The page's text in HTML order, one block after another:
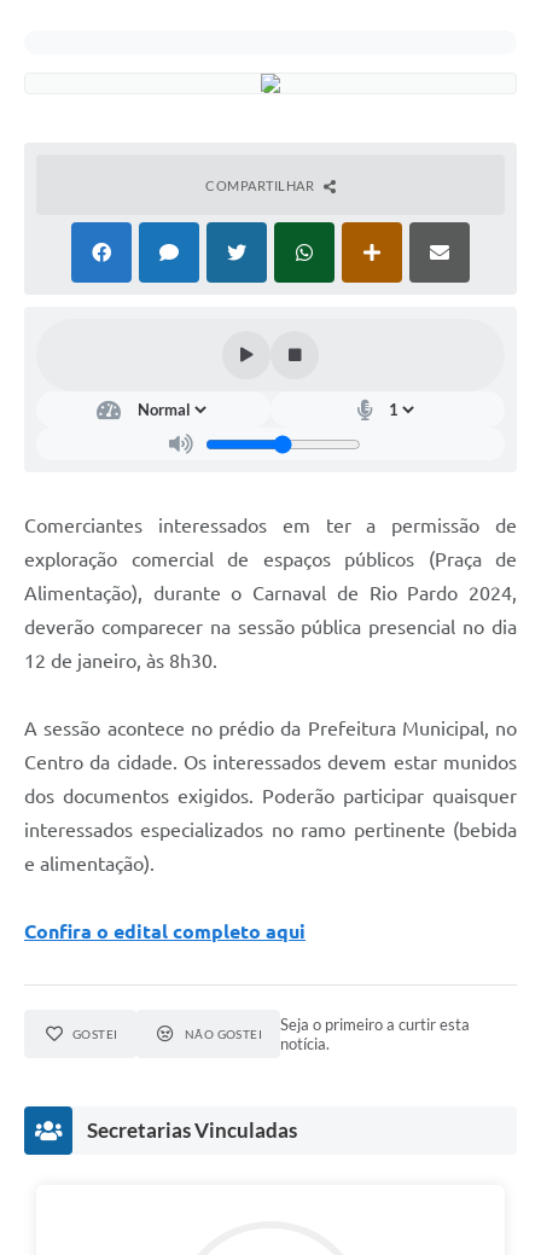
Serviços ao Cidadão
Secretarias
Legislação
Editais
Telefones Úteis
Transparência
COMPARTILHAR
Comerciantes interessados em ter a permissão de
exploração comercial de espaços públicos (Praça de
Alimentação), durante o Carnaval de Rio Pardo 2024,
deverão comparecer na sessão pública presencial no dia
12 de janeiro, às 8h30.
A sessão acontece no prédio da Prefeitura Municipal, no
Centro da cidade. Os interessados devem estar munidos
dos documentos exigidos. Poderão participar quaisquer
interessados especializados no ramo pertinente (bebida
e alimentação).
Confira o edital completo aqui
GOSTEI NÃO GOSTEI
Seja o primeiro a curtir esta
notícia.
Secretarias Vinculadas